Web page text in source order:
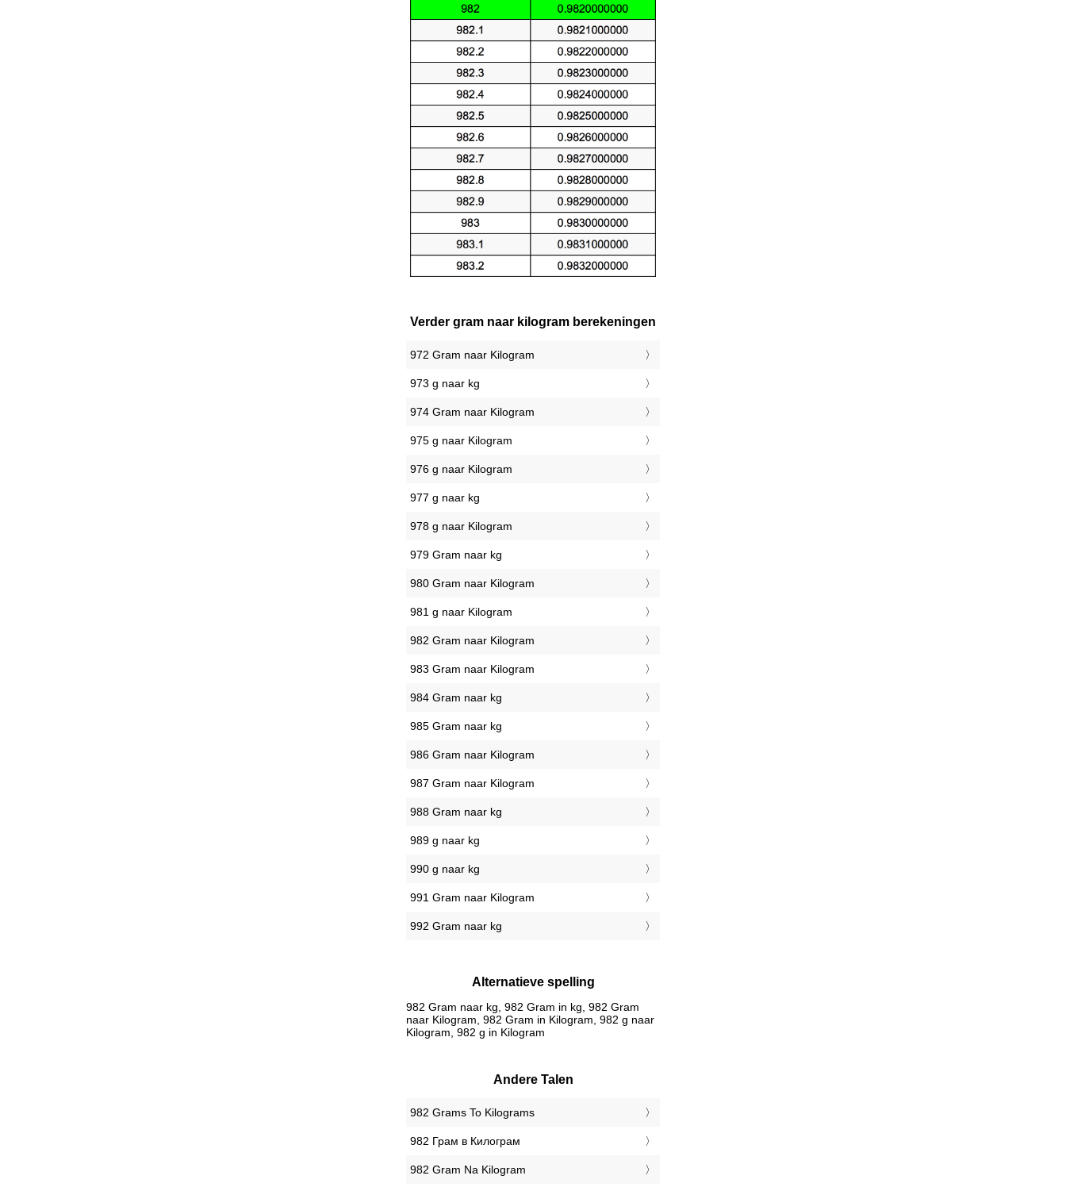
Verder gram naar kilogram berekeningen
972 Gram naar Kilogram
973 g naar kg
974 Gram naar Kilogram
975 g naar Kilogram
976 g naar Kilogram
977 g naar kg
978 g naar Kilogram
979 Gram naar kg
980 Gram naar Kilogram
981 g naar Kilogram
982 Gram naar Kilogram
983 Gram naar Kilogram
984 Gram naar kg
985 Gram naar kg
986 Gram naar Kilogram
987 Gram naar Kilogram
988 Gram naar kg
989 g naar kg
990 g naar kg
991 Gram naar Kilogram
992 Gram naar kg
Alternatieve spelling
982 Gram naar kg, 982 Gram in kg, 982 Gram
naar Kilogram, 982 Gram in Kilogram, 982 g naar
Kilogram, 982 g in Kilogram
Andere Talen
‎982 Grams To Kilograms
‎982 Грам в Килограм
‎982 Gram Na Kilogram